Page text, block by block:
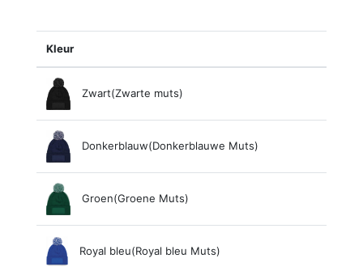
Kleur
Zwart(Zwarte muts)
Donkerblauw(Donkerblauwe Muts)
Groen(Groene Muts)
Royal bleu(Royal bleu Muts)